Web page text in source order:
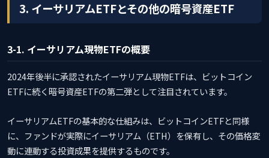
3. イーサリアムETFとその他の暗号資産ETF
3-1. イーサリアム現物ETFの概要
2024年後半に承認されたイーサリアム現物ETFは、ビットコイン
ETFに続く暗号資産ETFの第二弾として注目されています。
イーサリアムETFの基本的な仕組みは、ビットコインETFと同様
に、ファンドが実際にイーサリアム（ETH）を保有し、その価格変
動に連動する投資成果を提供するものです。